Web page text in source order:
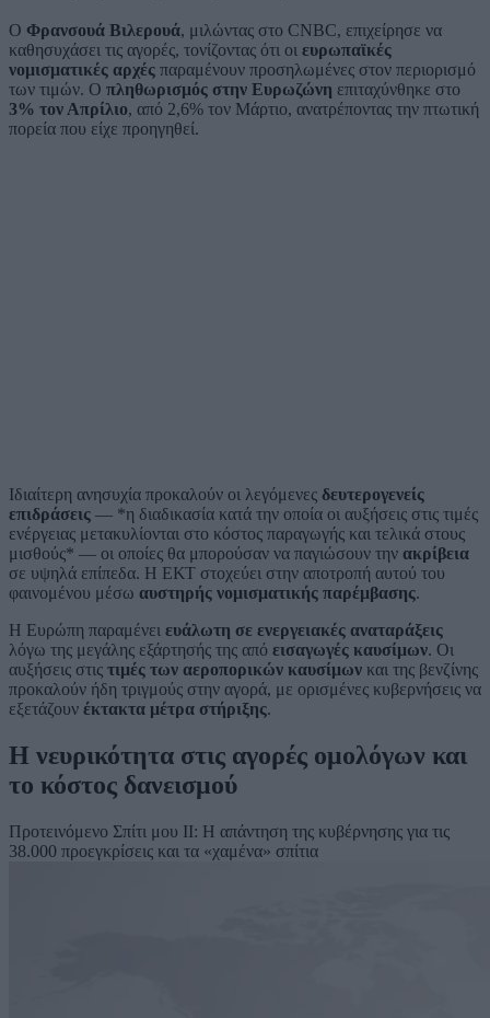
Ο Φρανσουά Βιλερουά, μιλώντας στο CNBC, επιχείρησε να
καθησυχάσει τις αγορές, τονίζοντας ότι οι ευρωπαϊκές
νομισματικές αρχές παραμένουν προσηλωμένες στον περιορισμό
των τιμών. Ο πληθωρισμός στην Ευρωζώνη επιταχύνθηκε στο
3% τον Απρίλιο, από 2,6% τον Μάρτιο, ανατρέποντας την πτωτική
πορεία που είχε προηγηθεί.
Ιδιαίτερη ανησυχία προκαλούν οι λεγόμενες δευτερογενείς
επιδράσεις — *η διαδικασία κατά την οποία οι αυξήσεις στις τιμές
ενέργειας μετακυλίονται στο κόστος παραγωγής και τελικά στους
μισθούς* — οι οποίες θα μπορούσαν να παγιώσουν την ακρίβεια
σε υψηλά επίπεδα. Η ΕΚΤ στοχεύει στην αποτροπή αυτού του
φαινομένου μέσω αυστηρής νομισματικής παρέμβασης.
Η Ευρώπη παραμένει ευάλωτη σε ενεργειακές αναταράξεις
λόγω της μεγάλης εξάρτησής της από εισαγωγές καυσίμων. Οι
αυξήσεις στις τιμές των αεροπορικών καυσίμων και της βενζίνης
προκαλούν ήδη τριγμούς στην αγορά, με ορισμένες κυβερνήσεις να
εξετάζουν έκτακτα μέτρα στήριξης.
Η νευρικότητα στις αγορές ομολόγων και
το κόστος δανεισμού
Προτεινόμενο Σπίτι μου ΙΙ: Η απάντηση της κυβέρνησης για τις
38.000 προεγκρίσεις και τα «χαμένα» σπίτια